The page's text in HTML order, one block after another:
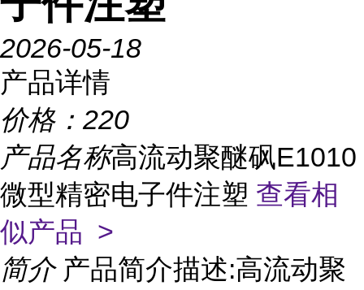
2026-05-18
产品详情
价格： 220
产品名称高流动聚醚砜E1010
微型精密电子件注塑 查看相
似产品 >
简介 产品简介描述:高流动聚